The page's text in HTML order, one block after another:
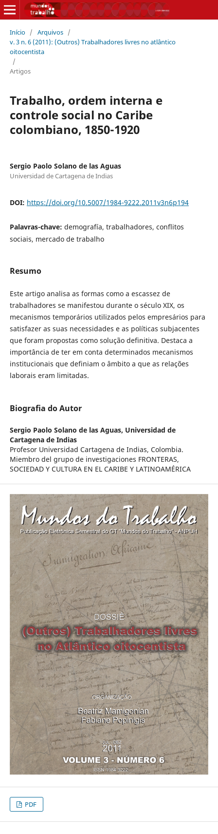
Início / Arquivos /
v. 3 n. 6 (2011): (Outros) Trabalhadores livres no atlântico
oitocentista
/
Artigos
Trabalho, ordem interna e
controle social no Caribe
colombiano, 1850-1920
Sergio Paolo Solano de las Aguas
Universidad de Cartagena de Indias
DOI: https://doi.org/10.5007/1984-9222.2011v3n6p194
Palavras-chave: demografía, trabalhadores, conflitos
sociais, mercado de trabalho
Resumo
Este artigo analisa as formas como a escassez de
trabalhadores se manifestou durante o século XIX, os
mecanismos temporários utilizados pelos empresários para
satisfazer as suas necessidades e as políticas subjacentes
que foram propostas como solução definitiva. Destaca a
importância de ter em conta determinados mecanismos
institucionais que definiam o âmbito a que as relações
laborais eram limitadas.
Biografia do Autor
Sergio Paolo Solano de las Aguas, Universidad de
Cartagena de Indias
Profesor Universidad Cartagena de Indias, Colombia.
Miembro del grupo de investigaciones FRONTERAS,
SOCIEDAD Y CULTURA EN EL CARIBE Y LATINOAMÉRICA
PDF